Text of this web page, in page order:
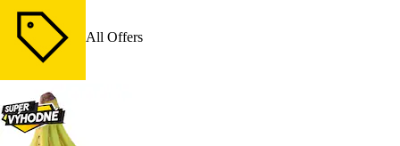
All Offers